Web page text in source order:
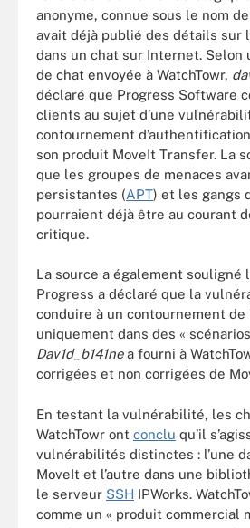
anonyme, connue sous le nom de
avait déjà publié des détails sur
dans un chat sur Internet. Selon
de chat envoyée à WatchTowr,
déclaré que Progress Software
clients au sujet d’une
contournement
son produit MoveIt Transfer. La
que les groupes de menaces
persistantes (APT) et les gangs
pourraient déjà être au courant
critique.
La source a également souligné
Progress a déclaré que la
conduire à un contournement de
uniquement dans des «
Dav1d_b141nea fourni à
corrigées et non corrigées de
En testant la vulnérabilité, les
WatchTowr ont conclu qu’il
vulnérabilités distinctes : l’une
MoveIt et l’autre dans une
le serveur SSH IPWorks.
comme un « produit commercial